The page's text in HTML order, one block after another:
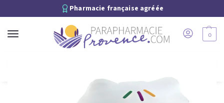
Pharmacie française agréée
0